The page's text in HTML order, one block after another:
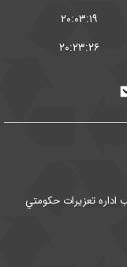
۲۰:۰۳:۱۹
۲۰:۲۳:۲۶
اداره تعزيرات حكومتي